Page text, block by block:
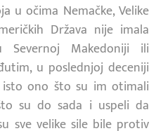
u očima Nemačke, Velike
Država nije imala
Makedoniji ili
u poslednjoj deceniji
ono što su im otimali
su do sada i uspeli da
sve velike sile bile protiv